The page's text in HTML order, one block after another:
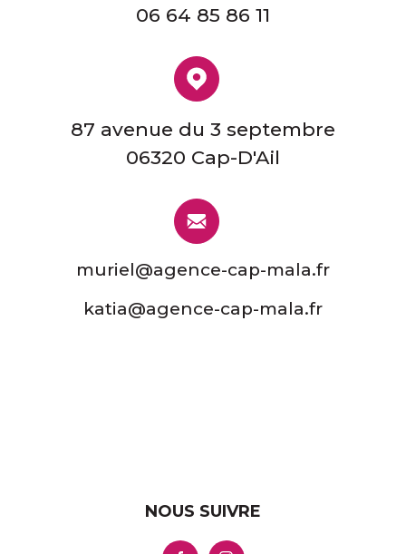
06 64 85 86 11
muriel@agence-cap-mala.fr
katia@agence-cap-mala.fr
87 avenue du 3 septembre
06320 Cap-D'Ail
NOUS SUIVRE